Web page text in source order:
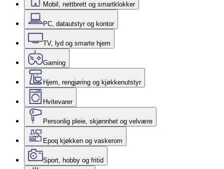
Mobil, nettbrett og smartklokker
PC, datautstyr og kontor
TV, lyd og smarte hjem
Gaming
Hjem, rengjøring og kjøkkenutstyr
Hvitevarer
Personlig pleie, skjønnhet og velvære
Epoq kjøkken og vaskerom
Sport, hobby og fritid